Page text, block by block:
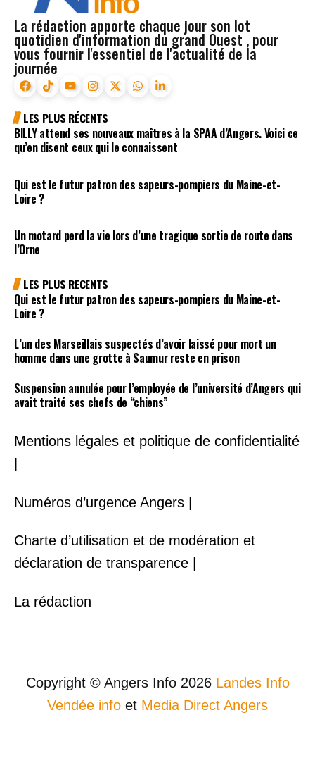
La rédaction apporte chaque jour son lot
quotidien d'information du grand Ouest , pour
vous fournir l'essentiel de l'actualité de la
journée
LES PLUS RÉCENTS
BILLY attend ses nouveaux maîtres à la SPAA d’Angers. Voici ce
qu’en disent ceux qui le connaissent
Qui est le futur patron des sapeurs-pompiers du Maine-et-
Loire ?
Un motard perd la vie lors d’une tragique sortie de route dans
l’Orne
LES PLUS RECENTS
Qui est le futur patron des sapeurs-pompiers du Maine-et-
Loire ?
L’un des Marseillais suspectés d’avoir laissé pour mort un
homme dans une grotte à Saumur reste en prison
Suspension annulée pour l’employée de l’université d’Angers qui
avait traité ses chefs de “chiens”
Mentions légales et politique de confidentialité
Numéros d’urgence Angers |
Charte d’utilisation et de modération et
déclaration de transparence |
La rédaction
Copyright © Angers Info 2026 Landes Info
Vendée info et Media Direct Angers